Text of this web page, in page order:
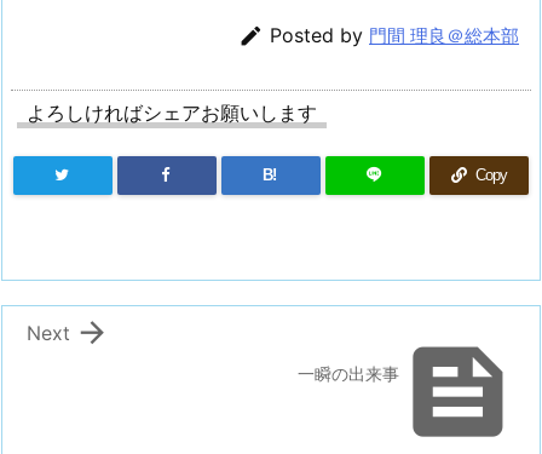
 Posted by 門間 理良＠総本部
よろしければシェアお願いします
B! Copy

一瞬の出来事

Next